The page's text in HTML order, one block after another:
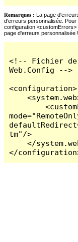
Remarques : La page
d'erreurs personnalisée.
configuration
page d'erreurs personnalisée !
<!-- Fichier
Web.Config -->
<configuration>
    <system.web>
        <customErrors
tm"/>
    </system.web>
</